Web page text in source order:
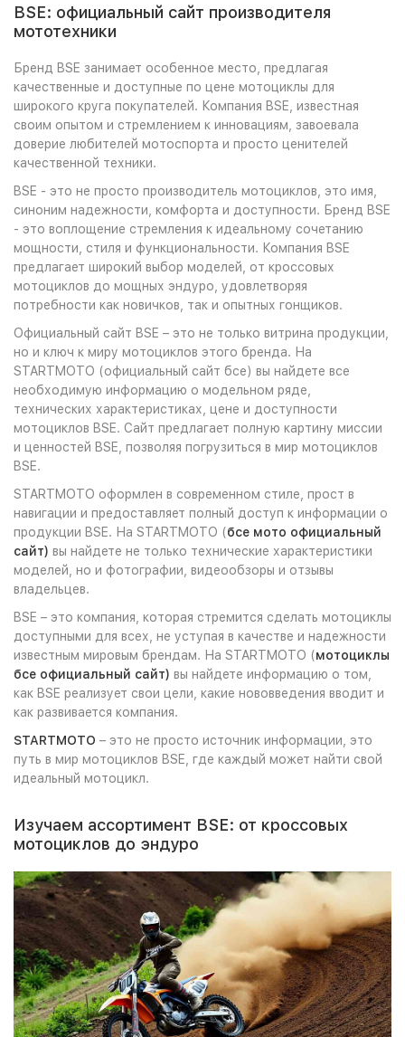
BSE: официальный сайт производителя
мототехники
Бренд BSE занимает особенное место, предлагая
качественные и доступные по цене мотоциклы для
широкого круга покупателей. Компания BSE, известная
своим опытом и стремлением к инновациям, завоевала
доверие любителей мотоспорта и просто ценителей
качественной техники.
BSE - это не просто производитель мотоциклов, это имя,
синоним надежности, комфорта и доступности. Бренд BSE
- это воплощение стремления к идеальному сочетанию
мощности, стиля и функциональности. Компания BSE
предлагает широкий выбор моделей, от кроссовых
мотоциклов до мощных эндуро, удовлетворяя
потребности как новичков, так и опытных гонщиков.
Официальный сайт BSE – это не только витрина продукции,
но и ключ к миру мотоциклов этого бренда. На
STARTMOTO (официальный сайт бсе) вы найдете все
необходимую информацию о модельном ряде,
технических характеристиках, цене и доступности
мотоциклов BSE. Сайт предлагает полную картину миссии
и ценностей BSE, позволяя погрузиться в мир мотоциклов
BSE.
STARTMOTO оформлен в современном стиле, прост в
навигации и предоставляет полный доступ к информации о
продукции BSE. На STARTMOTO (бсе мото официальный
сайт) вы найдете не только технические характеристики
моделей, но и фотографии, видеообзоры и отзывы
владельцев.
BSE – это компания, которая стремится сделать мотоциклы
доступными для всех, не уступая в качестве и надежности
известным мировым брендам. На STARTMOTO (мотоциклы
бсе официальный сайт) вы найдете информацию о том,
как BSE реализует свои цели, какие нововведения вводит и
как развивается компания.
STARTMOTO – это не просто источник информации, это
путь в мир мотоциклов BSE, где каждый может найти свой
идеальный мотоцикл.
Изучаем ассортимент BSE: от кроссовых
мотоциклов до эндуро